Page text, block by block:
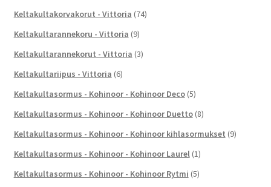
Keltakultakorvakorut - Vittoria (74)
Keltakultarannekoru - Vittoria (9)
Keltakultarannekorut - Vittoria (3)
Keltakultariipus - Vittoria (6)
Keltakultasormus - Kohinoor - Kohinoor Deco (5)
Keltakultasormus - Kohinoor - Kohinoor Duetto (8)
Keltakultasormus - Kohinoor - Kohinoor kihlasormukset (9)
Keltakultasormus - Kohinoor - Kohinoor Laurel (1)
Keltakultasormus - Kohinoor - Kohinoor Rytmi (5)